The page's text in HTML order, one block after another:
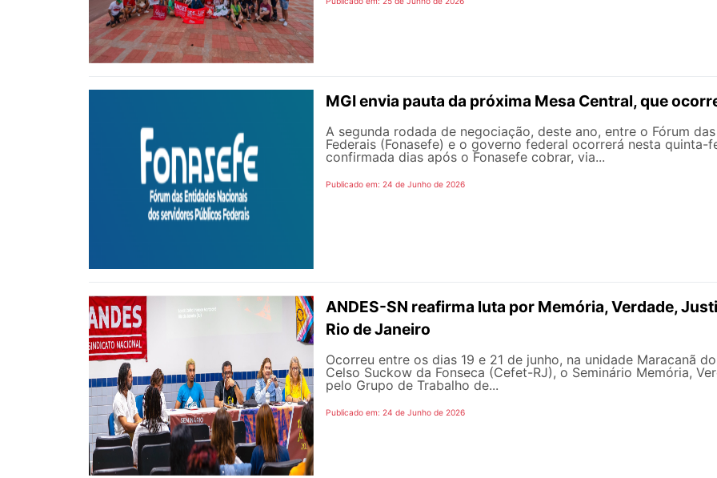
MGI envia pauta da próxima Mesa Central, que
A segunda rodada de negociação, deste ano, entre o Fórum
Federais (Fonasefe) e o governo federal ocorrerá nesta quinta-
confirmada dias após o Fonasefe cobrar, via...
Publicado em: 24 de Junho de 2026
ANDES-SN reafirma luta por Memória, Verdade,
Rio de Janeiro
Ocorreu entre os dias 19 e 21 de junho, na unidade Maracanã
Celso Suckow da Fonseca (Cefet-RJ), o Seminário Memória,
pelo Grupo de Trabalho de...
Publicado em: 24 de Junho de 2026